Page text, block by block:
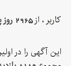
همچنین میتوانید
کاربر ، از2965 روز پیش
این آگهی را در